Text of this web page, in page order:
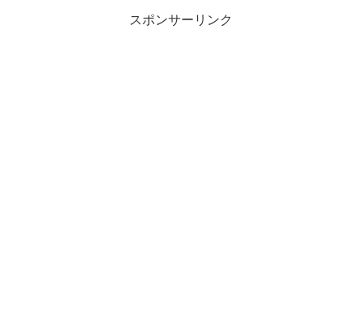
スポンサーリンク